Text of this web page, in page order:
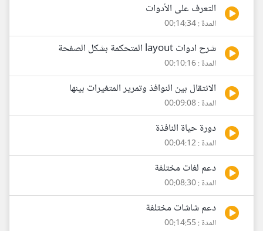
التعرف على الأدوات
المدة : 00:14:34
شرح ادوات layout المتحكمة بشكل الصفحة
المدة : 00:10:16
الانتقال بين النوافذ وتمرير المتغيرات بينها
المدة : 00:09:08
دورة حياة النافذة
المدة : 00:04:12
دعم لغات مختلفة
المدة : 00:08:30
دعم شاشات مختلفة
المدة : 00:14:55